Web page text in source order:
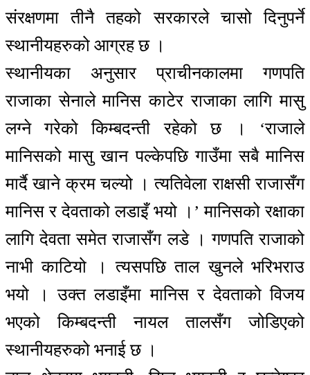
संरक्षणमा तीनै तहको सरकारले चासो दिनुपर्ने
स्थानीयहरुको आग्रह छ ।
स्थानीयका अनुसार प्राचीनकालमा गणपति
राजाका सेनाले मानिस काटेर राजाका लागि मासु
लग्ने गरेको किम्बदन्ती रहेको छ । ‘राजाले
मानिसको मासु खान पल्केपछि गाउँमा सबै मानिस
मार्दै खाने क्रम चल्यो । त्यतिवेला राक्षसी राजासँग
मानिस र देवताको लडाइँ भयो ।’ मानिसको रक्षाका
लागि देवता समेत राजासँग लडे । गणपति राजाको
नाभी काटियो । त्यसपछि ताल खुनले भरिभराउ
भयो । उक्त लडाइँमा मानिस र देवताको विजय
भएको किम्बदन्ती नायल तालसँग जोडिएको
स्थानीयहरुको भनाई छ ।